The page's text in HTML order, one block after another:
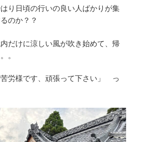
り日頃の行いの良い人ばかりが集
るのか？？
けに涼しい風が吹き始めて、帰
。
様です、頑張って下さい」 っ